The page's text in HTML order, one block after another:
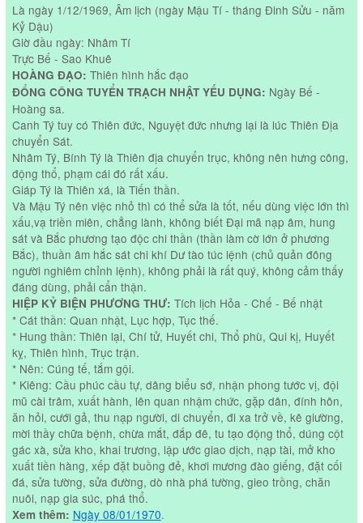
Là ngày 1/12/1969, Âm lịch (ngày Mậu Tí - tháng Đinh Sửu - năm
Kỷ Dậu)
Giờ đầu ngày: Nhâm Tí
Trực Bế - Sao Khuê
HOÀNG ĐẠO: Thiên hình hắc đạo
ĐỔNG CÔNG TUYỂN TRẠCH NHẬT YẾU DỤNG: Ngày Bế -
Hoàng sa.
Canh Tý tuy có Thiên đức, Nguyệt đức nhưng lại là lúc Thiên Địa
chuyển Sát.
Nhâm Tý, Bính Tý là Thiên địa chuyển trục, không nên hưng công,
động thổ, phạm cái đó rất xấu.
Giáp Tý là Thiên xá, là Tiến thần.
Và Mậu Tý nên việc nhỏ thì có thể sửa là tốt, nếu dùng việc lớn thì
xấu,vạ triền miên, chẳng lành, không biết Đại mã nạp âm, hung
sát và Bắc phương tạo độc chi thần (thần làm cờ lớn ở phương
Bắc), thuần âm hắc sát chi khí Dư tào túc lệnh (chủ quản đông
người nghiêm chỉnh lệnh), không phải là rất quý, không cảm thấy
đáng dùng, phải cẩn thận.
HIỆP KỶ BIỆN PHƯƠNG THƯ: Tích lịch Hỏa - Chế - Bế nhật
* Cát thần: Quan nhật, Lục hợp, Tục thế.
* Hung thần: Thiên lại, Chí tử, Huyết chi, Thổ phù, Qui kị, Huyết
kỵ, Thiên hình, Trục trận.
* Nên: Cúng tế, tắm gội.
* Kiêng: Cầu phúc cầu tự, dâng biểu sớ, nhận phong tước vị, đội
mũ cài trâm, xuất hành, lên quan nhậm chức, gặp dân, đính hôn,
ăn hỏi, cưới gả, thu nạp người, di chuyển, đi xa trở về, kê giường,
mời thầy chữa bệnh, chừa mắt, đắp đê, tu tạo động thổ, dúng cột
gác xà, sửa kho, khai trương, lập ước giao dịch, nạp tài, mở kho
xuất tiền hàng, xếp đặt buồng đẻ, khơi mương đào giếng, đặt cối
đá, sửa tường, sửa đường, dò nhà phá tường, gieo trồng, chăn
nuôi, nạp gia súc, phá thổ.
Xem thêm: Ngày 08/01/1970.